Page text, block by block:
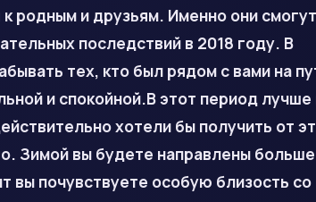
родным и друзьям. Именно они смогут
последствий в 2018 году. В
тех, кто был рядом с вами на
и спокойной.В этот период лучше
хотели бы получить от
Зимой вы будете направлены
вы почувствуете особую близость со